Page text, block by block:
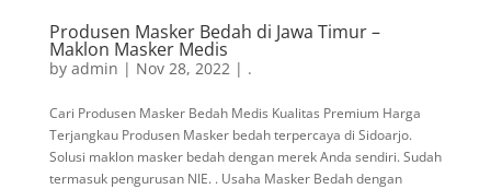
Produsen Masker Bedah di Jawa Timur –
Maklon Masker Medis
by admin | Nov 28, 2022 | .
Cari Produsen Masker Bedah Medis Kualitas Premium Harga
Terjangkau Produsen Masker bedah terpercaya di Sidoarjo.
Solusi maklon masker bedah dengan merek Anda sendiri. Sudah
termasuk pengurusan NIE. . Usaha Masker Bedah dengan